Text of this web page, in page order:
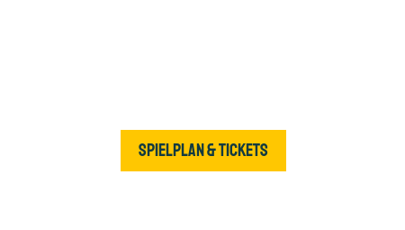
Spielplan & Tickets